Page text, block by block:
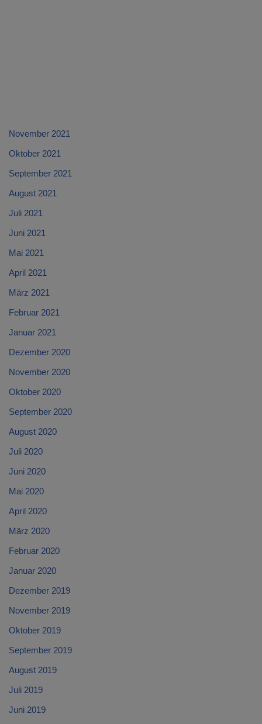
November 2021
Oktober 2021
September 2021
August 2021
Juli 2021
Juni 2021
Mai 2021
April 2021
März 2021
Februar 2021
Januar 2021
Dezember 2020
November 2020
Oktober 2020
September 2020
August 2020
Juli 2020
Juni 2020
Mai 2020
April 2020
März 2020
Februar 2020
Januar 2020
Dezember 2019
November 2019
Oktober 2019
September 2019
August 2019
Juli 2019
Juni 2019